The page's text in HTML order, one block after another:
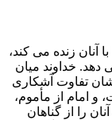
زنده می کند،
خداوند میان
تفاوت آشکاری
از مأموم،
را از گناهان